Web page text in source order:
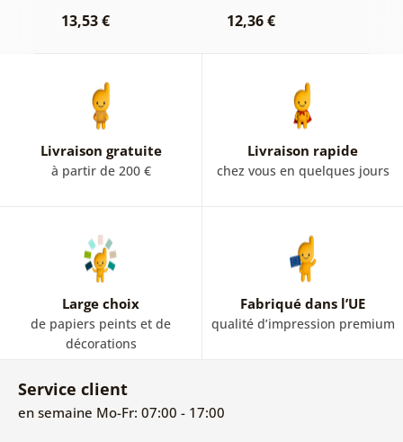
13,53 € 12,36 €
Livraison gratuite
à partir de 200 €
Livraison rapide
chez vous en quelques jours
Large choix
de papiers peints et de
décorations
Fabriqué dans l’UE
qualité d’impression premium
Service client
en semaine Mo-Fr: 07:00 - 17:00